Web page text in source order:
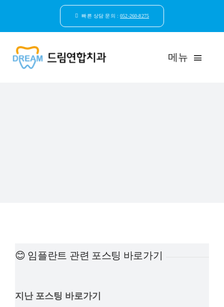
빠른 상담 문의 :052-260-8275
메뉴
상담예약
😊 임플란트 관련 포스팅 바로가기
지난 포스팅 바로가기